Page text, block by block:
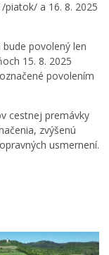
piatok/ a 16. 8. 2025
povolený len
15. 8. 2025
povolením
cestnej premávky
zvýšenú
usmernení.